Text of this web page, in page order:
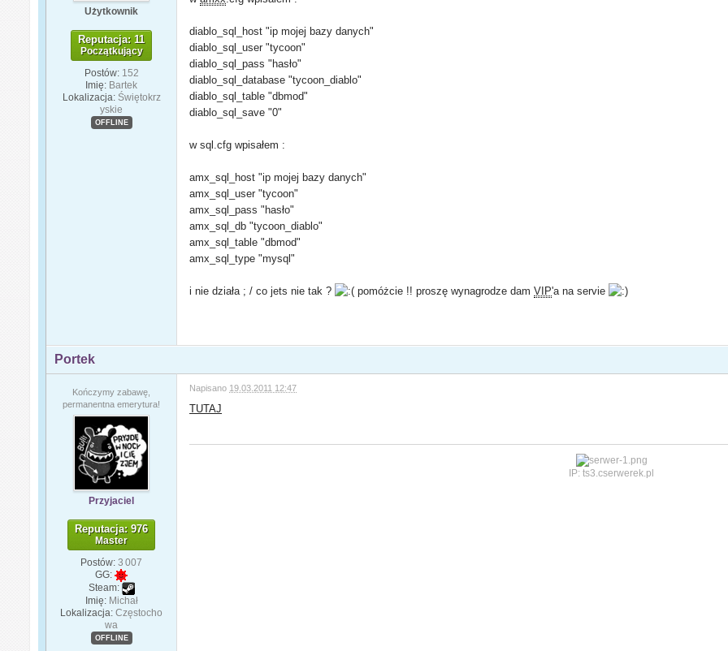
Użytkownik
Reputacja: 11
Początkujący
Postów: 152
Imię: Bartek
Lokalizacja: Świętokrz
yskie
OFFLINE
diablo_sql_host "ip mojej bazy danych"
diablo_sql_user "tycoon"
diablo_sql_pass "hasło"
diablo_sql_database "tycoon_diablo"
diablo_sql_table "dbmod"
diablo_sql_save "0"
w sql.cfg wpisałem :
amx_sql_host "ip mojej bazy danych"
amx_sql_user "tycoon"
amx_sql_pass "hasło"
amx_sql_db "tycoon_diablo"
amx_sql_table "dbmod"
amx_sql_type "mysql"
i nie działa ; / co jets nie tak ? pomóżcie !! proszę wynagrodze damVIP'a na servie
Portek
Kończymy zabawę,
permanentna emerytura!
Przyjaciel
Reputacja: 976
Master
Postów: 3 007
GG:
Steam:
Imię: Michał
Lokalizacja: Częstocho
wa
OFFLINE
Napisano 19.03.2011 12:47
TUTAJ
IP: ts3.cserwerek.pl